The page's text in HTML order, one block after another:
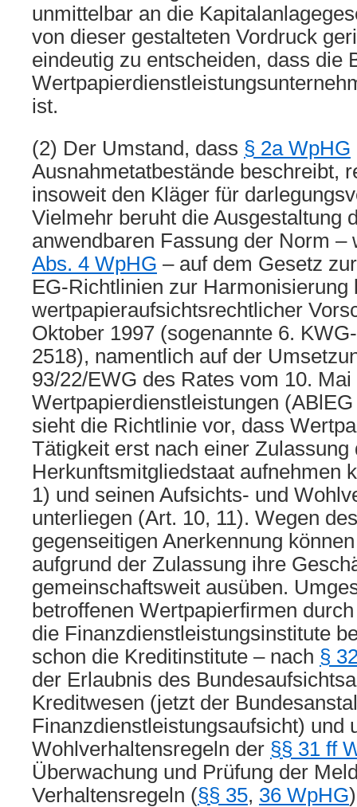
unmittelbar an die
von dieser gestalteten Vordruck
eindeutig zu entscheiden, dass die
ist.
(2) Der Umstand, dass § 2a WpHG
Ausnahmetatbestände beschreibt,
insoweit den Kläger für
Vielmehr beruht die Ausgestaltung
anwendbaren Fassung der Norm
Abs. 4 WpHG – auf dem Gesetz
EG-Richtlinien zur Harmonisierung
wertpapieraufsichtsrechtlicher
Oktober 1997 (sogenannte 6.
2518), namentlich auf der
93/22/EWG des Rates vom 10. Mai
Wertpapierdienstleistungen
sieht die Richtlinie vor, dass
Tätigkeit erst nach einer Zulassung
Herkunftsmitgliedstaat aufnehmen
1) und seinen Aufsichts- und
unterliegen (Art. 10, 11). Wegen
gegenseitigen Anerkennung
aufgrund der Zulassung ihre
gemeinschaftsweit ausüben.
betroffenen Wertpapierfirmen
die Finanzdienstleistungsinstitute
schon die Kreditinstitute – nach §
der Erlaubnis des
Kreditwesen (jetzt der
Finanzdienstleistungsaufsicht) und
Wohlverhaltensregeln der §§ 31 ff
Überwachung und Prüfung der
Verhaltensregeln (§§ 35, 36 WpHG